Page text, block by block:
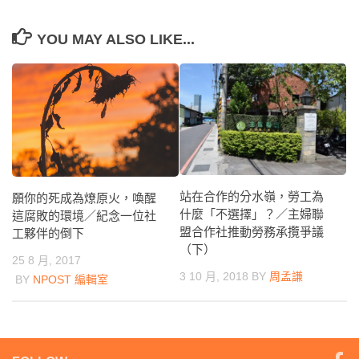
YOU MAY ALSO LIKE...
願你的死成為燎原火，喚醒
這腐敗的環境／紀念一位社
工夥伴的倒下
25 8 月, 2017
BY NPOST 編輯室
站在合作的分水嶺，勞工為
什麼「不選擇」？／主婦聯
盟合作社推動勞務承攬爭議
（下）
3 10 月, 2018 BY 周孟謙